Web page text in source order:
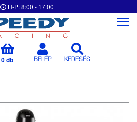
H-P: 8:00 - 17:00
0 db BELÉP KERESÉS